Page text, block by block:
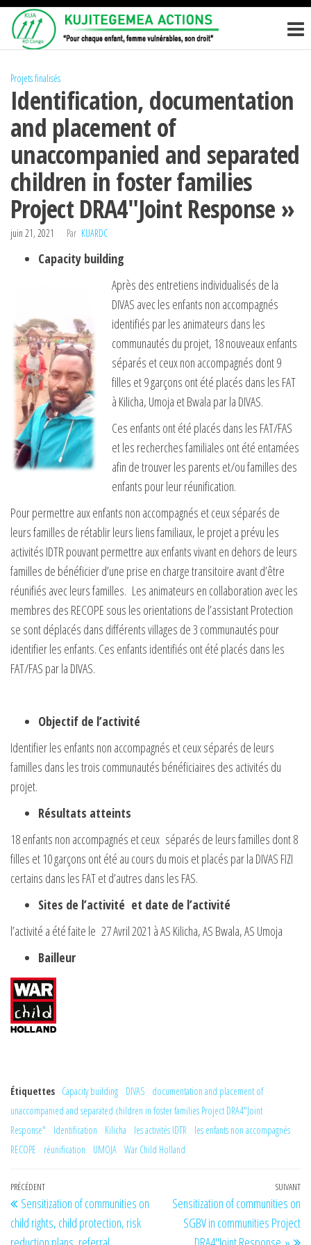
Passer
contenu
ACTIONS
enfant,
son droit
Projets finalisés
Identification, documentation
and placement of
unaccompanied and separated
children in foster families
Project DRA4″Joint Response »
juin 21, 2021 Par KUARDC
Capacity building
Après des entretiens individualisés de la
DIVAS avec les enfants non accompagnés
identifiés par les animateurs dans les
communautés du projet, 18 nouveaux enfants
séparés et ceux non accompagnés dont 9
filles et 9 garçons ont été placés dans les FAT
à Kilicha, Umoja et Bwala par la DIVAS.
Ces enfants ont été placés dans les FAT/FAS
et les recherches familiales ont été entamées
afin de trouver les parents et/ou familles des
enfants pour leur réunification.
Pour permettre aux enfants non accompagnés et ceux séparés de
leurs familles de rétablir leurs liens familiaux, le projet a prévu les
activités IDTR pouvant permettre aux enfants vivant en dehors de leurs
familles de bénéficier d’une prise en charge transitoire avant d’être
réunifiés avec leurs familles. Les animateurs en collaboration avec les
membres des RECOPE sous les orientations de l’assistant Protection
se sont déplacés dans différents villages de 3 communautés pour
identifier les enfants. Ces enfants identifiés ont été placés dans les
FAT/FAS par la DIVAS.
Objectif de l’activité
Identifier les enfants non accompagnés et ceux séparés de leurs
familles dans les trois communautés bénéficiaires des activités du
projet.
Résultats atteints
18 enfants non accompagnés et ceux séparés de leurs familles dont 8
filles et 10 garçons ont été au cours du mois et placés par la DIVAS FIZI
certains dans les FAT et d’autres dans les FAS.
Sites de l’activité et date de l’activité
l’activité a été faite le 27 Avril 2021 à AS Kilicha, AS Bwala, AS Umoja
Bailleur
Étiquettes Capacity building DIVAS
documentation and placement of
unaccompanied and separated children in foster families Project DRA4"Joint
Response"
Identification Kilicha les activités IDTR
les enfants non accompagnés
RECOPE
réunification UMOJA War Child Holland
Navigation
de
l’article
Article
précédent
PRÉCÉDENT
Sensitization of communities on
child rights, child protection, risk
SUIVANT
Sensitization of communities on
SGBV in communities Project